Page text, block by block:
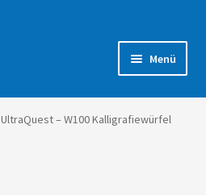
Menü
UltraQuest – W100 Kalligrafiewürfel